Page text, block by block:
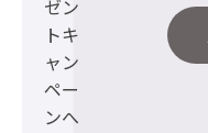
ゼン
トキ
ャン
ペー
ンへ